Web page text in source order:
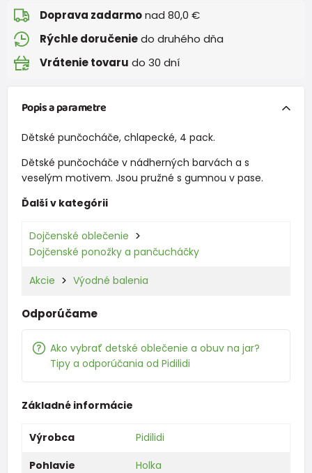
Doprava zadarmonad 80,0 €
Rýchle doručeniedo druhého dňa
Vrátenie tovaru do 30 dní
Popis a parametre
Dětské punčocháče, chlapecké, 4 pack.
Dětské punčocháče v nádherných barvách a s
veselým motivem. Jsou pružné s gumnou v pase.
Ďalší v kategórii
Dojčenské oblečenie
Dojčenské ponožky a pančucháčky
Akcie Výodné balenia
Odporúčame
Ako vybrať detské oblečenie a obuv na jar?
Tipy a odporúčania od Pidilidi
Základné informácie
Výrobca
Pidilidi
Pohlavie
Holka